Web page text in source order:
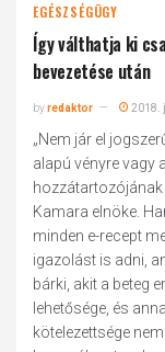
EGÉSZSÉGÜGY
Így válthatja ki
bevezetése után
byredaktor 2018.
„Nem jár el
alapú vényre vagy
Kamara elnöke.
minden e-recept
igazolást is adni,
bárki, akit a beteg
lehetősége, és
kötelezettsége